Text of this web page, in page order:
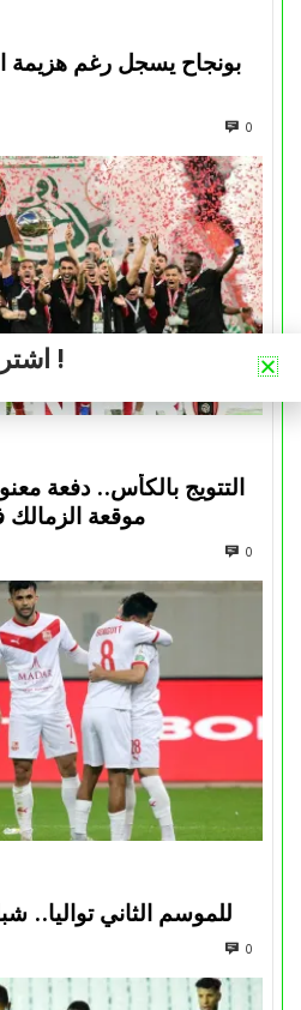
بونجاح يسجل رغم هزيمة
0
التتويج بالكأس.. دفعة
موقعة الزمالك
0
للموسم الثاني تواليا..
0
اشترك في نشرتنا الإخبارية !